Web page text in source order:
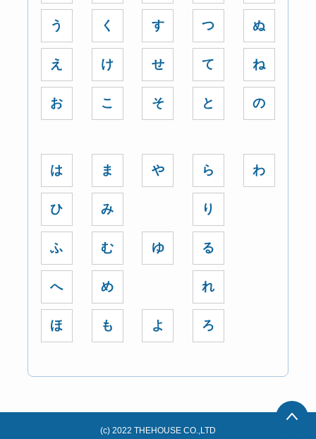
う
え
お
く
け
こ
す
せ
そ
つ
て
と
ぬ
ね
の
は
ひ
ふ
へ
ほ
ま
み
む
め
も
や
ゆ
よ
ら
り
る
れ
ろ
わ
(c) 2022 THEHOUSE CO.,LTD